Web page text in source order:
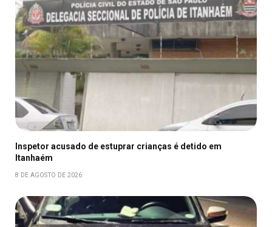
Inspetor acusado de estuprar crianças é detido em
Itanhaém
8 DE AGOSTO DE 2026